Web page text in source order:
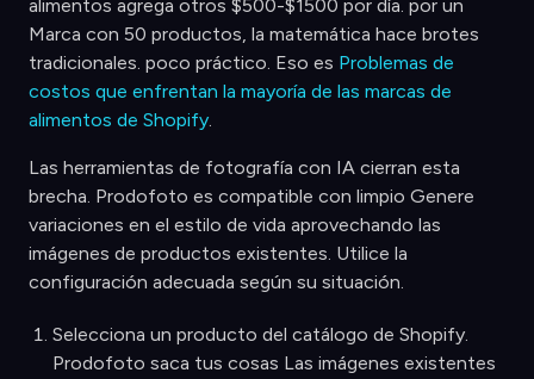
alimentos agrega otros $500-$1500 por día. por un
Marca con 50 productos, la matemática hace brotes
tradicionales. poco práctico. Eso es Problemas de
costos que enfrentan la mayoría de las marcas de
alimentos de Shopify.
Las herramientas de fotografía con IA cierran esta
brecha. Prodofoto es compatible con limpio Genere
variaciones en el estilo de vida aprovechando las
imágenes de productos existentes. Utilice la
configuración adecuada según su situación.
Selecciona un producto del catálogo de Shopify.
Prodofoto saca tus cosas Las imágenes existentes